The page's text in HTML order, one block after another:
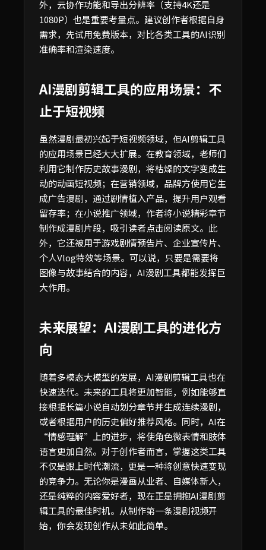
外，云协作功能和导出分辨率（支持4K还是
1080P）也是重要考量点。建议创作者根据自身
需求，先试用免费版本，对比各类工具的AI识别
准确率和渲染速度。
AI漫剧剪辑工具的应用场景：不
止于短视频
虽然漫剧最初兴起于短视频领域，但AI剪辑工具
的应用场景已经大大扩展。在教育领域，老师们
利用它制作历史故事漫剧，将枯燥的文字变成生
动的动画短视频；在营销领域，品牌方使用它生
成广告漫剧，通过剧情植入产品，提升用户观看
留存率；在小说推广领域，作者将小说精彩章节
制作成漫剧片段，吸引读者点击阅读原文。此
外，它还被用于游戏剧情预告片、企业宣传片、
个人Vlog特效等场景。可以说，只要是需要将
图像与故事结合的内容，AI漫剧工具都能发挥巨
大作用。
未来展望：AI漫剧工具的进化方
向
随着多模态大模型的发展，AI漫剧剪辑工具也在
快速迭代。未来的工具将更加智能，例如能够直
接根据长篇小说自动划分章节并生成连续漫剧，
或者根据用户的历史偏好推荐风格。同时，AI在
“情感理解”上的进步，将使角色微表情和肢体
语言更加自然。对于创作者而言，掌握这类工具
不仅是跟上时代潮流，更是一种将创意快速变现
的竞争力。无论你是漫画从业者、自媒体新人，
还是纯粹的内容爱好者，现在正是拥抱AI漫剧剪
辑工具的最佳时机。从制作第一条漫剧视频开
始，你会发现创作从未如此简单。